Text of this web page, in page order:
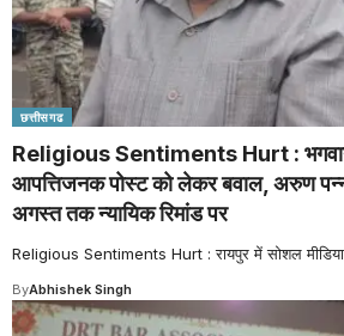
छत्तीसगढ
Religious Sentiments Hurt :
आपत्तिजनक पोस्ट को लेकर बवाल, अरुण
अगस्त तक न्यायिक रिमांड पर
Religious Sentiments Hurt : रायपुर में सोशल
ByAbhishek Singh